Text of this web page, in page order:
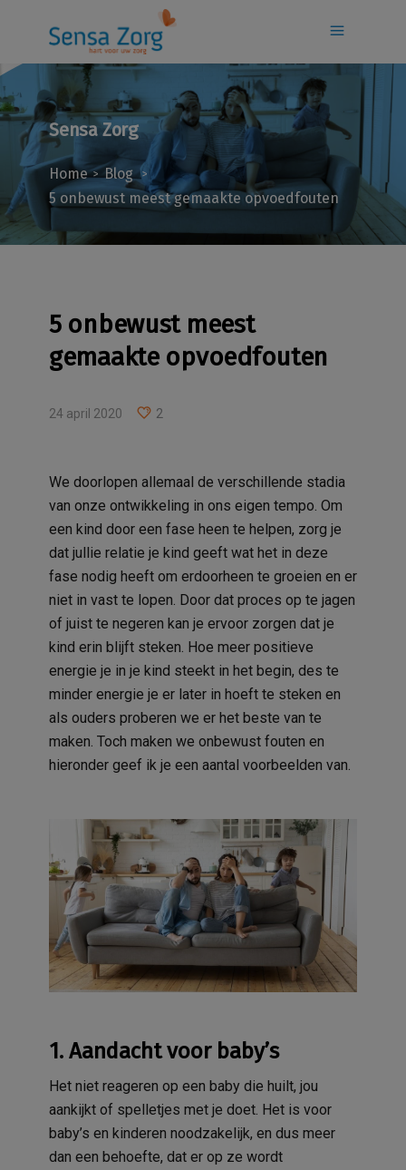
Sensa Zorg
Home> Blog >
5 onbewust meest gemaakte opvoedfouten
5 onbewust meest
gemaakte opvoedfouten
24 april 2020 2
We doorlopen allemaal de verschillende stadia
van onze ontwikkeling in ons eigen tempo. Om
een kind door een fase heen te helpen, zorg je
dat jullie relatie je kind geeft wat het in deze
fase nodig heeft om erdoorheen te groeien en er
niet in vast te lopen. Door dat proces op te jagen
of juist te negeren kan je ervoor zorgen dat je
kind erin blijft steken. Hoe meer positieve
energie je in je kind steekt in het begin, des te
minder energie je er later in hoeft te steken en
als ouders proberen we er het beste van te
maken. Toch maken we onbewust fouten en
hieronder geef ik je een aantal voorbeelden van.
1. Aandacht voor baby’s
Het niet reageren op een baby die huilt, jou
aankijkt of spelletjes met je doet. Het is voor
baby’s en kinderen noodzakelijk, en dus meer
dan een behoefte, dat er op ze wordt